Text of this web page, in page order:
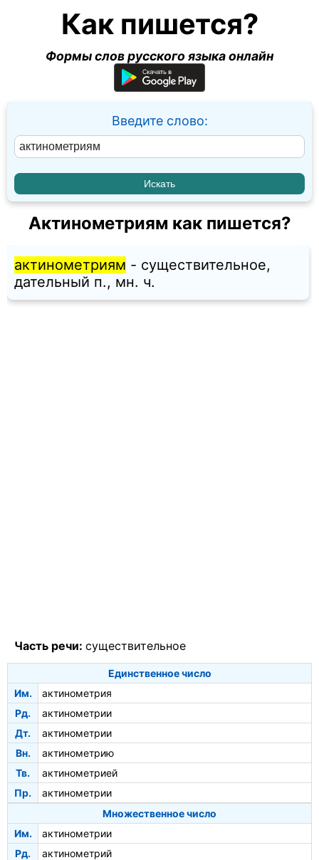
Как пишется?
Формы слов русского языка онлайн
Введите слово:
Актинометриям как пишется?
актинометриям - существительное,
дательный п., мн. ч.
Часть речи: существительное
Единственное число
Им.
актинометрия
Рд.
актинометрии
Дт.
актинометрии
Вн.
актинометрию
Тв.
актинометрией
Пр.
актинометрии
Множественное число
Им.
актинометрии
Рд.
актинометрий